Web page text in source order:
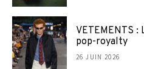
VETEMENTS :
pop-royalty
26 JUIN 2026